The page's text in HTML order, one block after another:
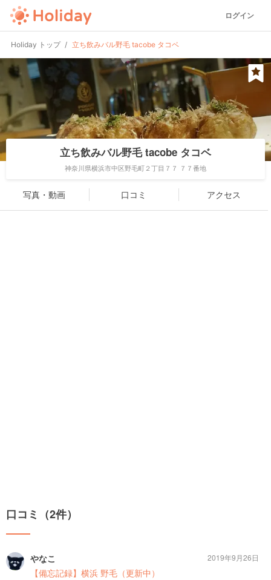
ログイン
Holiday トップ 立ち飲みバル野毛 tacobe タコベ
立ち飲みバル野毛 tacobe タコベ
神奈川県横浜市中区野毛町２丁目７７ ７７番地
写真・動画 口コミ アクセス
口コミ（2件）
やなこ
【備忘記録】横浜 野毛（更新中）
2019年9月26日